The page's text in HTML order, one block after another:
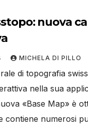
nuova
MICHELA DI PILLO
di topografia
nella sua
«Base Map» è
contiene numerosi